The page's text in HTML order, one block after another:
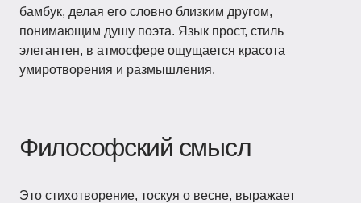
бамбук, делая его словно близким другом,
понимающим душу поэта. Язык прост, стиль
элегантен, в атмосфере ощущается красота
умиротворения и размышления.
Философский смысл
Это стихотворение, тоскуя о весне, выражает